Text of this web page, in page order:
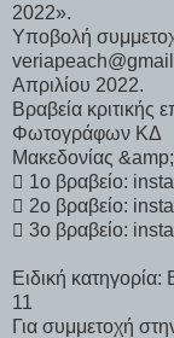
2022».
Υποβολή
Απριλίου 2022.
Βραβεία
Φωτογράφων ΚΔ
Μακεδονίας
 1o βραβείο:
 2ο βραβείο:
 3ο βραβείο:
Ειδική
11
Για συμμετοχή